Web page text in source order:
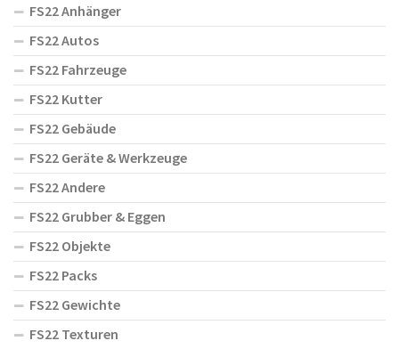
FS22 Anhänger
FS22 Autos
FS22 Fahrzeuge
FS22 Kutter
FS22 Gebäude
FS22 Geräte & Werkzeuge
FS22 Andere
FS22 Grubber & Eggen
FS22 Objekte
FS22 Packs
FS22 Gewichte
FS22 Texturen